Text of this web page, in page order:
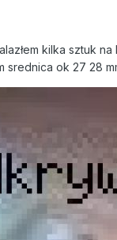
kilka sztuk
srednica ok 27 28